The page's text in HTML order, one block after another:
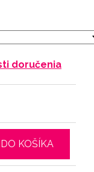
doručenia
DO KOŠÍKA